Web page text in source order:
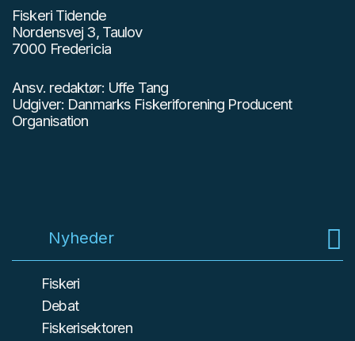
Fiskeri Tidende
Nordensvej 3, Taulov
7000 Fredericia
Ansv. redaktør: Uffe Tang
Udgiver: Danmarks Fiskeriforening Producent
Organisation
Nyheder
Fiskeri
Debat
Fiskerisektoren